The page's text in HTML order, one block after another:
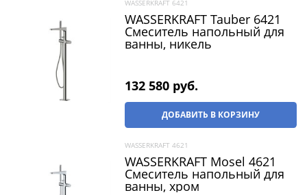
WASSERKRAFT 6421
WASSERKRAFT Tauber 6421
Смеситель напольный для
ванны, никель
132 580 руб.
ДОБАВИТЬ В КОРЗИНУ
WASSERKRAFT 4621
WASSERKRAFT Mosel 4621
Смеситель напольный для
ванны, хром